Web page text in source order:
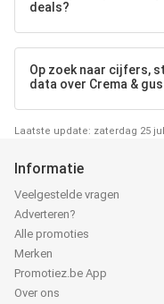
deals?
Op zoek naar cijfers,
data over Crema &
Laatste update: zaterdag 25
Informatie
Veelgestelde vragen
Adverteren?
Alle promoties
Merken
Promotiez.be App
Over ons